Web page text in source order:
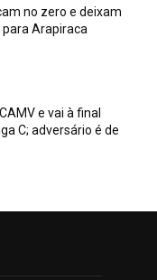
no zero e deixam
para Arapiraca
e vai à final
C; adversário é de